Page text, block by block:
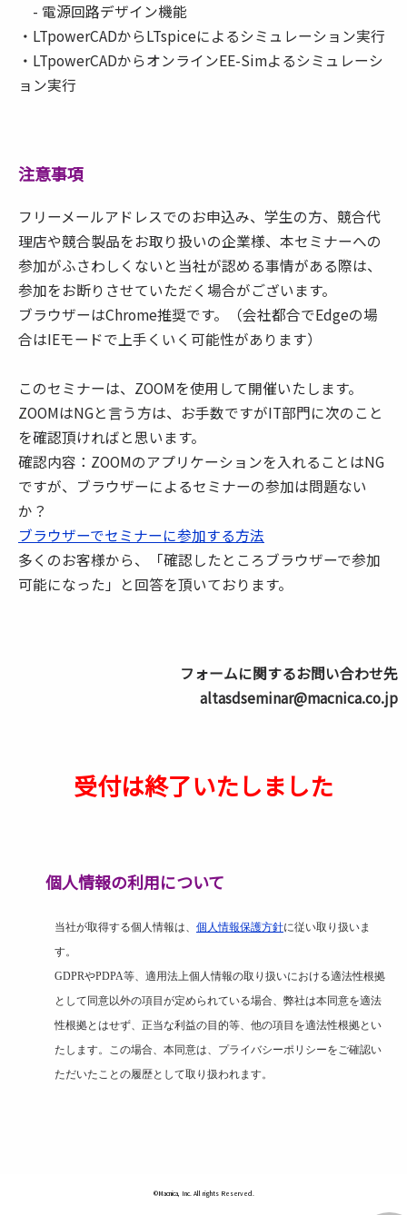
- 電源回路デザイン機能
・LTpowerCADからLTspiceによるシミュレーション実行
・LTpowerCADからオンラインEE-Simよるシミュレーシ
ョン実行
注意事項
フリーメールアドレスでのお申込み、学生の方、競合代
理店や競合製品をお取り扱いの企業様、本セミナーへの
参加がふさわしくないと当社が認める事情がある際は、
参加をお断りさせていただく場合がございます。
ブラウザーはChrome推奨です。（会社都合でEdgeの場
合はIEモードで上手くいく可能性があります）
このセミナーは、ZOOMを使用して開催いたします。
ZOOMはNGと言う方は、お手数ですがIT部門に次のこと
を確認頂ければと思います。
確認内容：ZOOMのアプリケーションを入れることはNG
ですが、ブラウザーによるセミナーの参加は問題ない
か？
ブラウザーでセミナーに参加する方法
多くのお客様から、「確認したところブラウザーで参加
可能になった」と回答を頂いております。
フォームに関するお問い合わせ先
altasdseminar@macnica.co.jp
受付は終了いたしました
個人情報の利用について
当社が取得する個人情報は、 個人情報保護方針に従い取り扱いま
す。
GDPRやPDPA等、適用法上個人情報の取り扱いにおける適法性根拠
として同意以外の項目が定められている場合、弊社は本同意を適法
性根拠とはせず、正当な利益の目的等、他の項目を適法性根拠とい
たします。この場合、本同意は、プライバシーポリシーをご確認い
ただいたことの履歴として取り扱われます。
©Macnica, Inc. All rights Reserved.